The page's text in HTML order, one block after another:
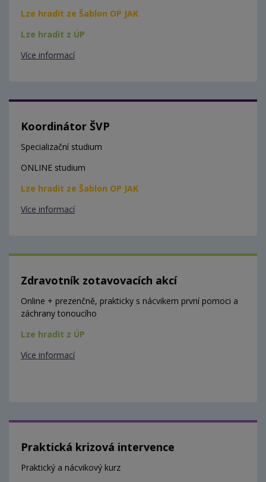
Lze hradit ze Šablon OP JAK
Lze hradit z ÚP
Více informací
Koordinátor ŠVP
Specializační studium
ONLINE studium
Lze hradit ze Šablon OP JAK
Více informací
Zdravotník zotavovacích akcí
Online + prezenčně, prakticky s nácvikem první pomoci a
záchrany tonoucího
Lze hradit z ÚP
Více informací
Praktická krizová intervence
Praktický a nácvikový kurz